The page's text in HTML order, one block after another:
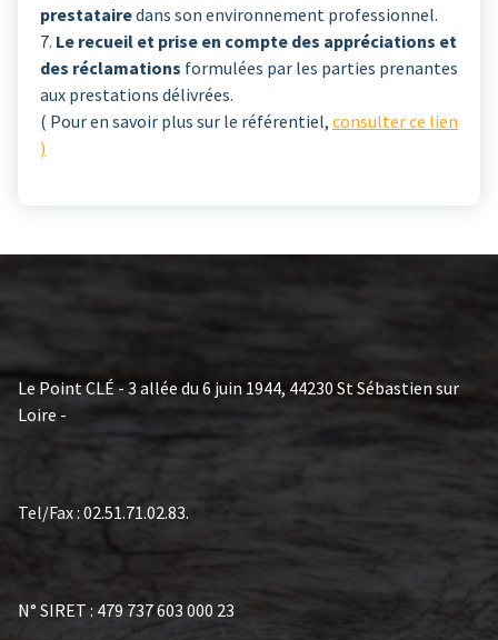
prestatairedans son environnement professionnel.
7. Le recueil et prise en compte des appréciations et
des réclamations formulées par les parties prenantes
aux prestations délivrées.
( Pour en savoir plus sur le référentiel, consulter ce lien
)
Le Point CLÉ - 3 allée du 6 juin 1944, 44230 St Sébastien sur
Loire -
Tel/Fax : 02.51.71.02.83.
N° SIRET : 479 737 603 000 23